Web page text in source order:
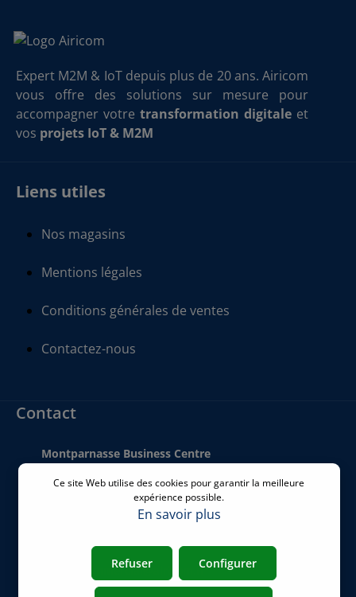
Expert M2M & IoT depuis plus de 20 ans. Airicom
vous offre des solutions sur mesure pour
accompagner votre transformation digitale et
vos projets IoT & M2M
Liens utiles
Nos magasins
Mentions légales
Conditions générales de ventes
Contactez-nous
Contact
Montparnasse Business Centre
75006 Paris
commercial@airicom.fr
Ce site Web utilise des cookies pour garantir la meilleure
expérience possible.
En savoir plus
Refuser Configurer